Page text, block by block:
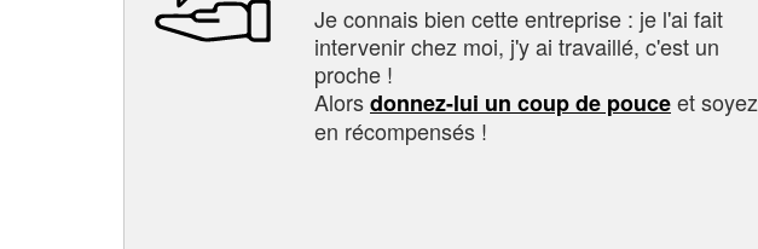
Je connais bien cette entreprise : je l'ai fait
intervenir chez moi, j'y ai travaillé, c'est un
proche !
Alorsdonnez-lui un coup de pouceet soyez
en récompensés !